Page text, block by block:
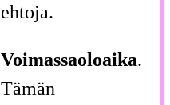
ehtoja.
Voimassaoloaika.
Tämän